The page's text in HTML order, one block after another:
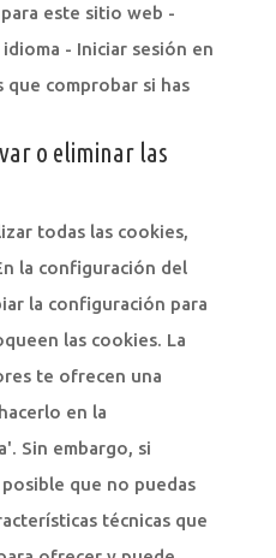
este sitio web -
- Iniciar sesión en
comprobar si has
o eliminar las
todas las cookies,
la configuración del
la configuración para
las cookies. La
te ofrecen una
en la
Sin embargo, si
que no puedas
técnicas que